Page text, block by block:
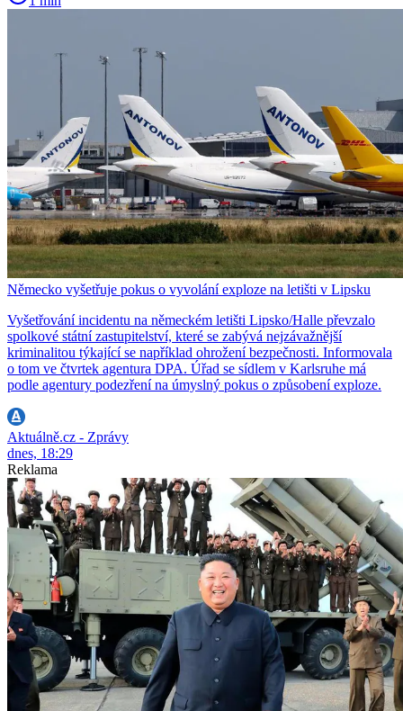
Německo vyšetřuje pokus o vyvolání exploze na letišti v Lipsku
Vyšetřování incidentu na německém letišti Lipsko/Halle převzalo
spolkové státní zastupitelství, které se zabývá nejzávažnější
kriminalitou týkající se například ohrožení bezpečnosti. Informovala
o tom ve čtvrtek agentura DPA. Úřad se sídlem v Karlsruhe má
podle agentury podezření na úmyslný pokus o způsobení exploze.
Aktuálně.cz - Zprávy
dnes, 18:29
Reklama